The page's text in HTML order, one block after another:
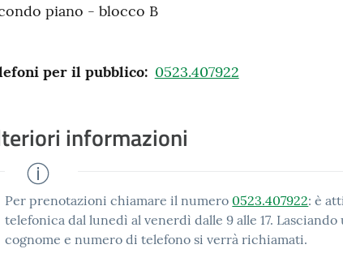
piano - blocco B
per il pubblico: 0523.407922
informazioni
Per prenotazioni chiamare il numero 0523.407922: è
telefonica dal lunedì al venerdì dalle 9 alle 17. Lasciando
cognome e numero di telefono si verrà richiamati.